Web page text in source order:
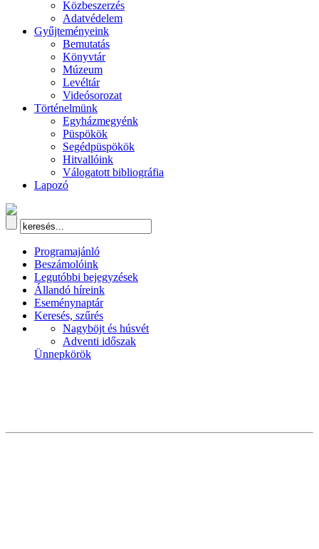
Közbeszerzés
Adatvédelem
Gyűjteményeink
Bemutatás
Könyvtár
Múzeum
Levéltár
Videósorozat
Történelmünk
Egyházmegyénk
Püspökök
Segédpüspökök
Hitvallóink
Válogatott bibliográfia
Lapozó
Programajánló
Beszámolóink
Legutóbbi bejegyzések
Állandó híreink
Eseménynaptár
Keresés, szűrés
Nagyböjt és húsvét
Adventi időszak
Ünnepkörök